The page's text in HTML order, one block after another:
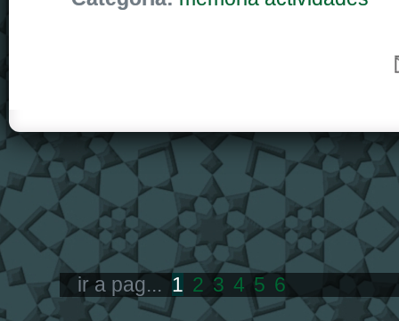
ir a pag... 1 2 3 4 5 6